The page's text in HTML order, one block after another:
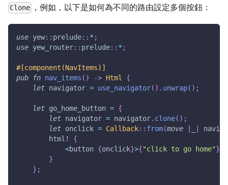
Clone ，例如，以下是如何為不同的路由設定多個按鈕：
use yew:: prelude:: * ;
use yew_router:: prelude:: * ;
#[component(NavItems)]
pub
fn nav_items ( ) -> Html
{
let navigator = use_navigator( ) . unwrap( ) ;
let go_home_button = {
let navigator = navigator. clone( ) ;
let onclick = Callback:: from(move
html!
{
<button {onclick}>{"click to go home"}
}
} ;